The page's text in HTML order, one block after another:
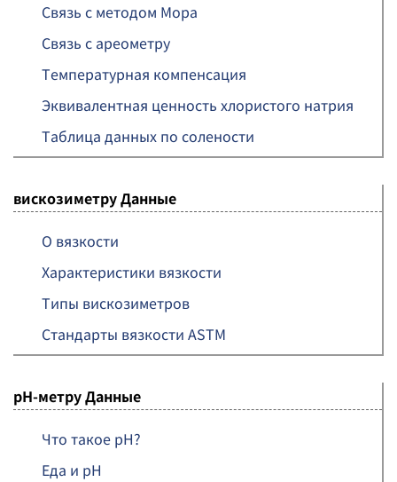
Связь с методом Мора
Связь с ареометру
Температурная компенсация
Эквивалентная ценность хлористого натрия
Таблица данных по солености
вискозиметру Данные
О вязкости
Характеристики вязкости
Типы вискозиметров
Стандарты вязкости ASTM
pH-метру Данные
Что такое pH?
Еда и pH